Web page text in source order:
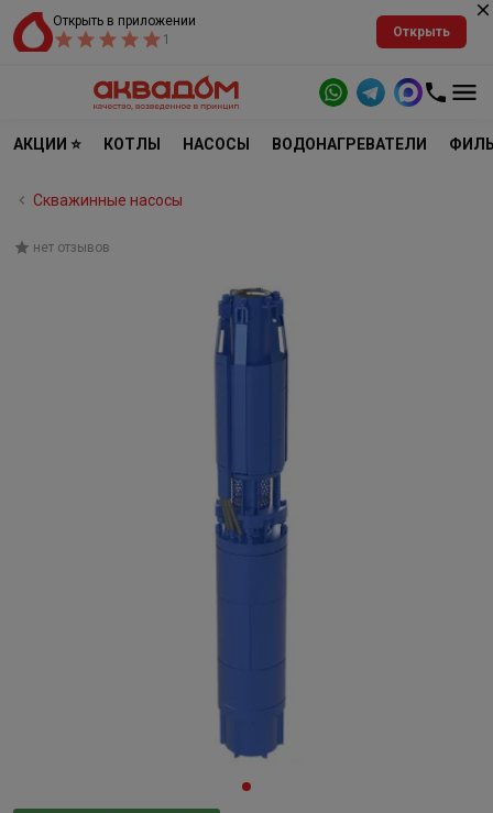
Открыть в приложении
1
Открыть
АКЦИИ ⭐ КОТЛЫ НАСОСЫ ВОДОНАГРЕВАТЕЛИ
Скважинные насосы
нет отзывов